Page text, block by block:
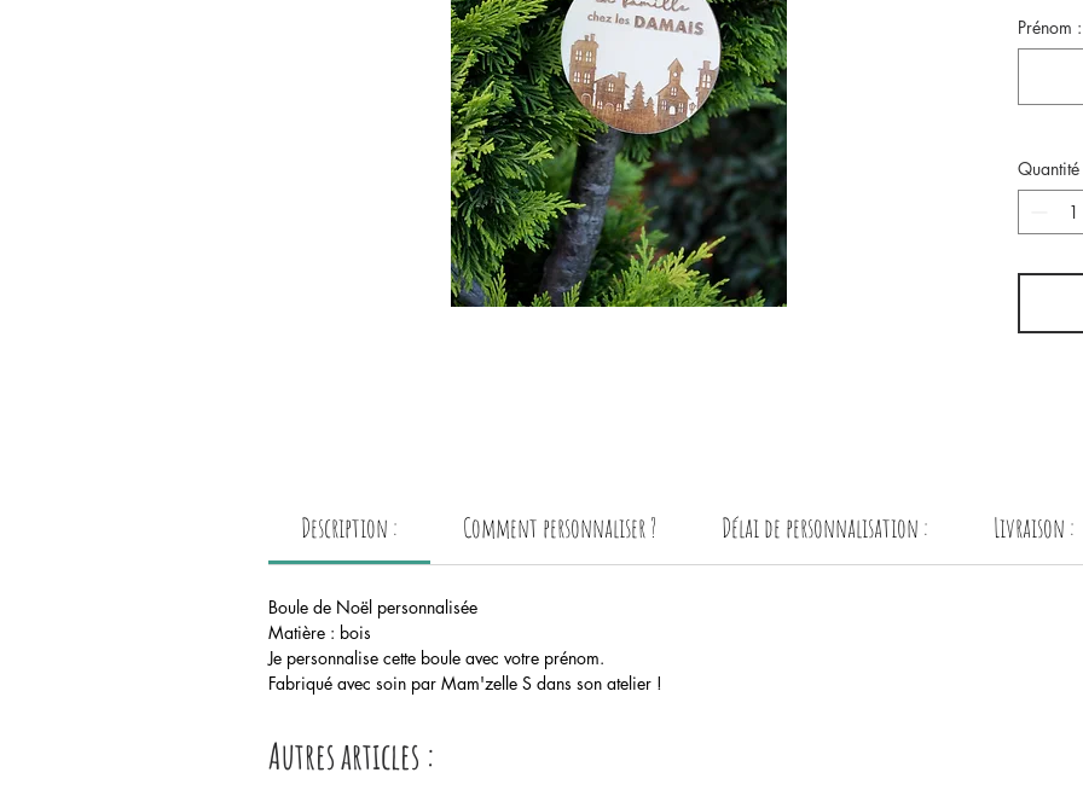
Prénom :
Quantité
Description : Comment personnaliser ? Délai de personnalisation : Livraison :
Boule de Noël personnalisée
Matière : bois
Je personnalise cette boule avec votre prénom.
Fabriqué avec soin par Mam'zelle S dans son atelier !
Autres articles :